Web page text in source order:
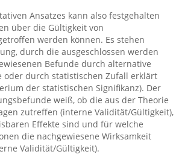
Ansatzes kann also festgehalten
über die Gültigkeit von
werden können. Es stehen
durch die ausgeschlossen werden
Befunde durch alternative
oder durch statistischen Zufall erklärt
der statistischen Signifikanz). Der
weiß, ob die aus der Theorie
zutreffen (interne Validität/Gültigkeit),
Effekte sind und für welche
die nachgewiesene Wirksamkeit
Validität/Gültigkeit).